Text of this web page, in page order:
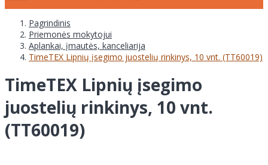
Pagrindinis
Priemonės mokytojui
Aplankai, įmautės, kanceliarija
TimeTEX Lipnių įsegimo juostelių rinkinys, 10 vnt. (TT60019)
TimeTEX Lipnių įsegimo
juostelių rinkinys, 10 vnt.
(TT60019)